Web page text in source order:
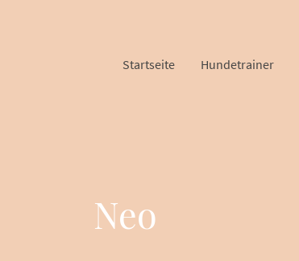
Startseite Hundetrainer
Neo